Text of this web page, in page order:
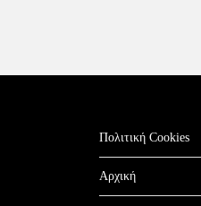
Πολιτική Cookies
Αρχική